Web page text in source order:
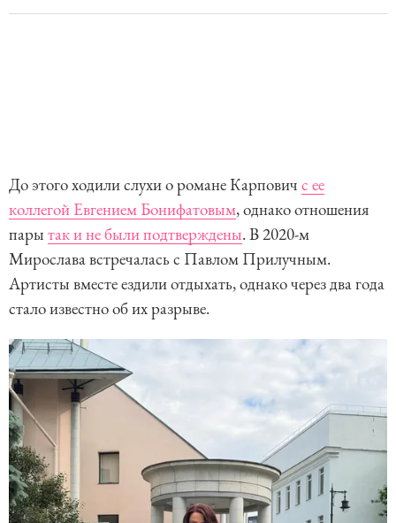
До этого ходили слухи о романе Карпович с ее
коллегой Евгением Бонифатовым, однако отношения
пары так и не были подтверждены. В 2020-м
Мирослава встречалась с Павлом Прилучным.
Артисты вместе ездили отдыхать, однако через два года
стало известно об их разрыве.